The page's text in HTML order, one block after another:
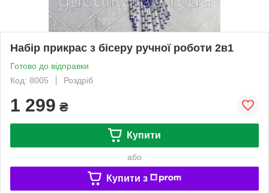
Набір прикрас з бісеру ручної роботи 2в1
Готово до відправки
Код: 8005
Роздріб
1 299 ₴
Купити
або
Купити з